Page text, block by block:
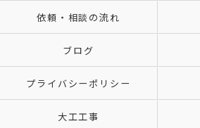
依頼・相談の流れ
ブログ
プライバシーポリシー
大工工事